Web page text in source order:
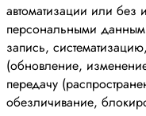
автоматизации или без
персональными
запись,
(обновление,
передачу
обезличивание,